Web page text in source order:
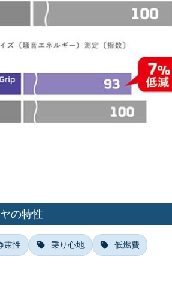
の特性
粛性 乗り心地 低燃費